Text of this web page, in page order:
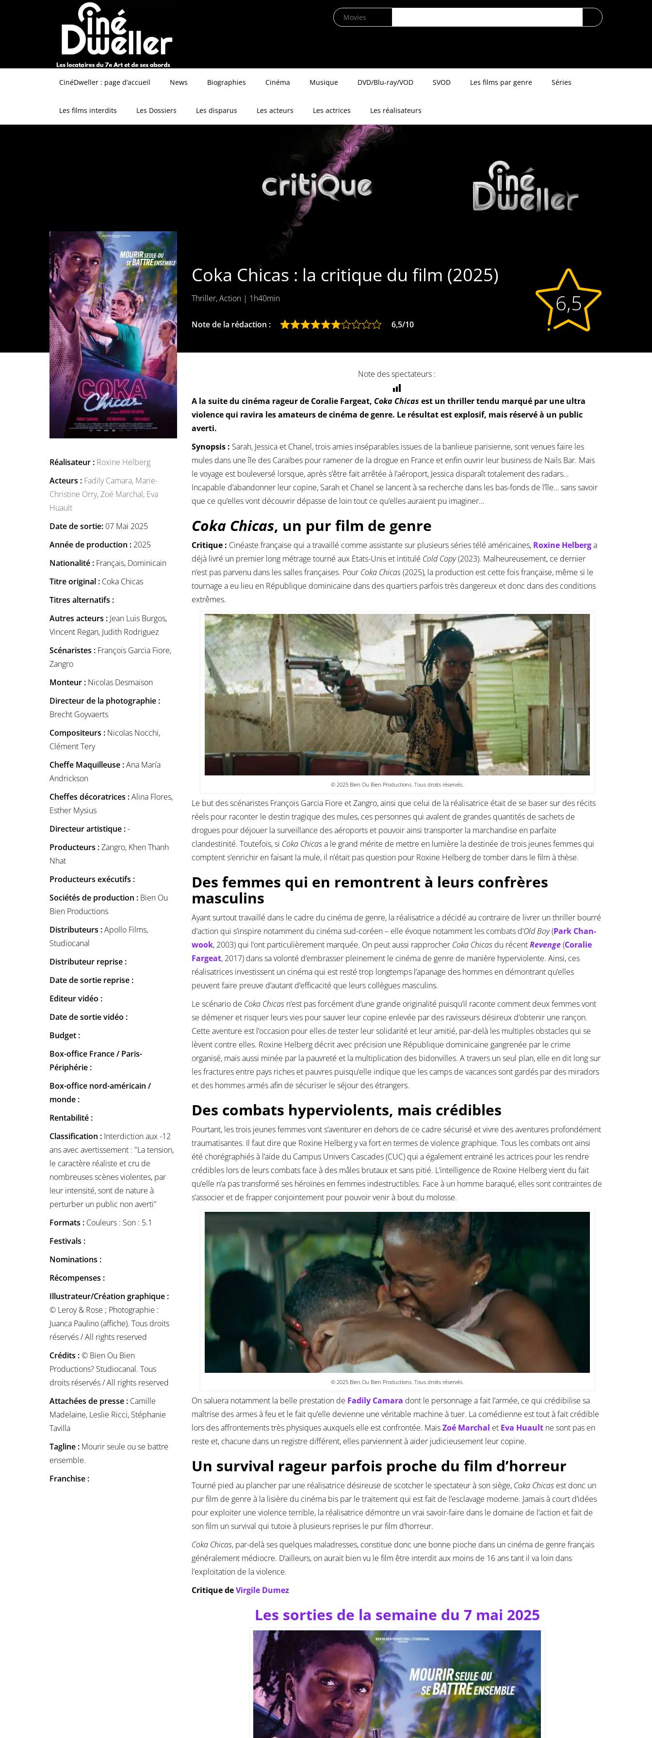
CinéDweller : page d’accueil News Biographies Cinéma Musique DVD/Blu-ray/VOD SVOD Les films par genre Séries
Les films interdits Les Dossiers Les disparus Les acteurs Les actrices Les réalisateurs
Coka Chicas : la critique du film (2025)
Thriller, Action| 1h40min
Note de la rédaction : 6,5/10
6,5
Réalisateur : Roxine Helberg
Acteurs : Fadily Camara, Marie-
Christine Orry,Zoé Marchal, Eva
Huault
Date de sortie: 07 Mai 2025
Année de production : 2025
Nationalité : Français, Dominicain
Titre original : Coka Chicas
Titres alternatifs :
Autres acteurs : Jean Luis Burgos,
Vincent Regan, Judith Rodriguez
Scénaristes : François Garcia Fiore,
Zangro
Monteur : Nicolas Desmaison
Directeur de la photographie :
Brecht Goyvaerts
Compositeurs : Nicolas Nocchi,
Clément Tery
Cheffe Maquilleuse :Ana María
Andrickson
Cheffes décoratrices :Alina Flores,
Esther Mysius
Directeur artistique :-
Producteurs :Zangro, Khen Thanh
Nhat
Producteurs exécutifs :
Sociétés de production : Bien Ou
Bien Productions
Distributeurs :Apollo Films,
Studiocanal
Distributeur reprise :
Date de sortie reprise :
Editeur vidéo :
Date de sortie vidéo :
Budget :
Box-office France / Paris-
Périphérie :
Box-office nord-américain /
monde :
Rentabilité :
Classification : Interdiction aux -12
ans avec avertissement : "La tension,
le caractère réaliste et cru de
nombreuses scènes violentes, par
leur intensité, sont de nature à
perturber un public non averti"
Formats : Couleurs : Son : 5.1
Festivals :
Nominations :
Récompenses :
Illustrateur/Création graphique :
© Leroy & Rose ; Photographie :
Juanca Paulino (affiche). Tous droits
réservés / All rights reserved
Crédits :© Bien Ou Bien
Productions? Studiocanal. Tous
droits réservés / All rights reserved
Attachées de presse : Camille
Madelaine, Leslie Ricci, Stéphanie
Tavilla
Tagline : Mourir seule ou se battre
ensemble.
Franchise :
Note des spectateurs :
A la suite du cinéma rageur de Coralie Fargeat, Coka Chicas est un thriller tendu marqué par une ultra
violence qui ravira les amateurs de cinéma de genre. Le résultat est explosif, mais réservé à un public
averti.
Synopsis : Sarah, Jessica et Chanel, trois amies inséparables issues de la banlieue parisienne, sont venues faire les
mules dans une île des Caraïbes pour ramener de la drogue en France et enfin ouvrir leur business de Nails Bar. Mais
le voyage est bouleversé lorsque, après s’être fait arrêtée à l’aéroport, Jessica disparaît totalement des radars…
Incapable d’abandonner leur copine, Sarah et Chanel se lancent à sa recherche dans les bas-fonds de l’île… sans savoir
que ce qu’elles vont découvrir dépasse de loin tout ce qu’elles auraient pu imaginer…
Coka Chicas, un pur film de genre
Critique : Cinéaste française qui a travaillé comme assistante sur plusieurs séries télé américaines, Roxine Helberga
déjà livré un premier long métrage tourné aux Etats-Unis et intitulé Cold Copy(2023). Malheureusement, ce dernier
n’est pas parvenu dans les salles françaises. Pour Coka Chicas(2025), la production est cette fois française, même si le
tournage a eu lieu en République dominicaine dans des quartiers parfois très dangereux et donc dans des conditions
extrêmes.
© 2025 Bien Ou Bien Productions. Tous droits réservés.
Le but des scénaristes François Garcia Fiore et Zangro, ainsi que celui de la réalisatrice était de se baser sur des récits
réels pour raconter le destin tragique des mules, ces personnes qui avalent de grandes quantités de sachets de
drogues pour déjouer la surveillance des aéroports et pouvoir ainsi transporter la marchandise en parfaite
clandestinité. Toutefois, si Coka Chicasa le grand mérite de mettre en lumière la destinée de trois jeunes femmes qui
comptent s’enrichir en faisant la mule, il n’était pas question pour Roxine Helberg de tomber dans le film à thèse.
Des femmes qui en remontrent à leurs confrères
masculins
Ayant surtout travaillé dans le cadre du cinéma de genre, la réalisatrice a décidé au contraire de livrer un thriller bourré
d’action qui s’inspire notamment du cinéma sud-coréen – elle évoque notamment les combats d’Old Boy(Park Chan-
wook, 2003) qui l’ont particulièrement marquée. On peut aussi rapprocher Coka Chicas du récentRevenge(Coralie
Fargeat, 2017) dans sa volonté d’embrasser pleinement le cinéma de genre de manière hyperviolente. Ainsi, ces
réalisatrices investissent un cinéma qui est resté trop longtemps l’apanage des hommes en démontrant qu’elles
peuvent faire preuve d’autant d’efficacité que leurs collègues masculins.
Le scénario de Coka Chicas n’est pas forcément d’une grande originalité puisqu’il raconte comment deux femmes vont
se démener et risquer leurs vies pour sauver leur copine enlevée par des ravisseurs désireux d’obtenir une rançon.
Cette aventure est l’occasion pour elles de tester leur solidarité et leur amitié, par-delà les multiples obstacles qui se
lèvent contre elles. Roxine Helberg décrit avec précision une République dominicaine gangrenée par le crime
organisé, mais aussi minée par la pauvreté et la multiplication des bidonvilles. A travers un seul plan, elle en dit long sur
les fractures entre pays riches et pauvres puisqu’elle indique que les camps de vacances sont gardés par des miradors
et des hommes armés afin de sécuriser le séjour des étrangers.
Des combats hyperviolents, mais crédibles
Pourtant, les trois jeunes femmes vont s’aventurer en dehors de ce cadre sécurisé et vivre des aventures profondément
traumatisantes. Il faut dire que Roxine Helberg y va fort en termes de violence graphique. Tous les combats ont ainsi
été chorégraphiés à l’aide du Campus Univers Cascades (CUC) qui a également entrainé les actrices pour les rendre
crédibles lors de leurs combats face à des mâles brutaux et sans pitié. L’intelligence de Roxine Helberg vient du fait
qu’elle n’a pas transformé ses héroïnes en femmes indestructibles. Face à un homme baraqué, elles sont contraintes de
s’associer et de frapper conjointement pour pouvoir venir à bout du molosse.
© 2025 Bien Ou Bien Productions. Tous droits réservés.
On saluera notamment la belle prestation de Fadily Camara dont le personnage a fait l’armée, ce qui crédibilise sa
maîtrise des armes à feu et le fait qu’elle devienne une véritable machine à tuer. La comédienne est tout à fait crédible
lors des affrontements très physiques auxquels elle est confrontée. MaisZoé Marchal et Eva Huault ne sont pas en
reste et, chacune dans un registre différent, elles parviennent à aider judicieusement leur copine.
Un survival rageur parfois proche du film d’horreur
Tourné pied au plancher par une réalisatrice désireuse de scotcher le spectateur à son siège, Coka Chicas est donc un
pur film de genre à la lisière du cinéma bis par le traitement qui est fait de l’esclavage moderne. Jamais à court d’idées
pour exploiter une violence terrible, la réalisatrice démontre un vrai savoir-faire dans le domaine de l’action et fait de
son film un survival qui tutoie à plusieurs reprises le pur film d’horreur.
Coka Chicas, par-delà ses quelques maladresses, constitue donc une bonne pioche dans un cinéma de genre français
généralement médiocre. D’ailleurs, on aurait bien vu le film être interdit aux moins de 16 ans tant il va loin dans
l’exploitation de la violence.
Critique deVirgile Dumez
Les sorties de la semaine du 7 mai 2025